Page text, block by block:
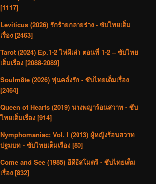
[1117]
Leviticus (2026) รักร้ายกลายร่าง - ซับไทยเต็ม
เรื่อง [2463]
Tarot (2024) Ep.1-2 ไพ่ผีเล่า ตอนที่ 1-2 – ซับไทย
เต็มเรื่อง [2088-2089]
Soulm8te (2026) หุ่นคลั่งรัก - ซับไทยเต็มเรื่อง
[2464]
Queen of Hearts (2019) นางพญาร้อนสวาท - ซับ
ไทยเต็มเรื่อง [914]
Nymphomaniac: Vol. I (2013) ผู้หญิงร้อนสวาท
ปฐมบท - ซับไทยเต็มเรื่อง [80]
Come and See (1985) อีดีอีสโมตรี - ซับไทยเต็ม
เรื่อง [832]